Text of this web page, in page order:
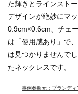
た輝きとラインスト
デザインが絶妙にマ
0.9cm×0.6cm、チェ
は「使用感あり」で
は見つかりませんで
たネックレスです。
事例参照元：ブランデ